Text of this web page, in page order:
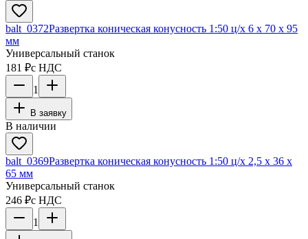
balt_0372Развертка коническая конусность 1:50 ц/х 6 х 70 х 95
мм
Универсальный станок
181 ₽с НДС
1
В заявку
В наличии
balt_0369Развертка коническая конусность 1:50 ц/х 2,5 х 36 х
65 мм
Универсальный станок
246 ₽с НДС
1